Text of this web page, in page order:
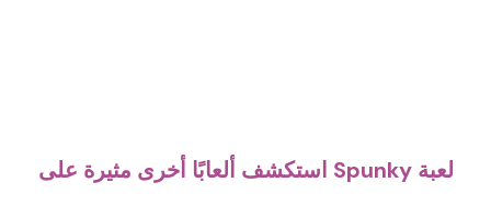
استكشف ألعابًا أخرى مثيرة على Spunky لعبة